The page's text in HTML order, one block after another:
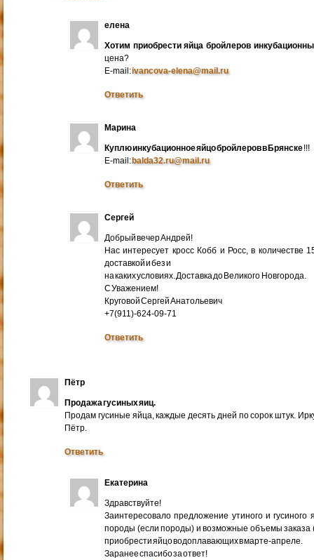
елена
Хотим приобрести яйца бройлеров
цена?
E-mail:ivancova-elena@mail.ru
Ответить
Марина
Куплю инкубационное яйцо бройлеров в Брянске!!!
E-mail:balda32.ru@mail.ru
Ответить
Сергей
Добрый вечер Андрей!
Нас интересует кросс Кобб и Росс, в количестве
доставкой и без и
на каких условиях. Доставка до Великого Новгорода.
С Уважением!
Круговой Сергей Анатольевич
+7(911)-624-09-71
Ответить
Пётр
Продажа гусиных яиц.
Продам гусиные яйца, каждые десять дней по сорок штук.
Пётр.
Ответить
Екатерина
Здравствуйте!
Заинтересовало предложение утиного и
породы (если породы) и возможные объемы заказа
приобрести яйцо водоплавающих в марте-апреле.
Заранее спасибо за ответ!